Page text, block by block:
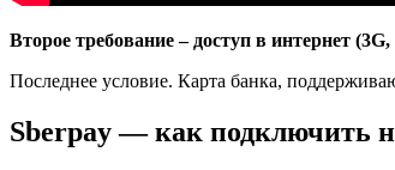
Второе требование – доступ в интернет
Последнее условие. Карта банка,
Sberpay — как подключить